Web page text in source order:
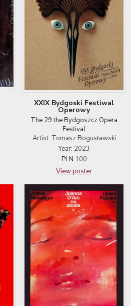
XXIX Bydgoski Festiwal
Operowy
The 29 the Bydgoszcz Opera
Festival
Artist: Tomasz Bogusławski
Year: 2023
PLN 100
View poster